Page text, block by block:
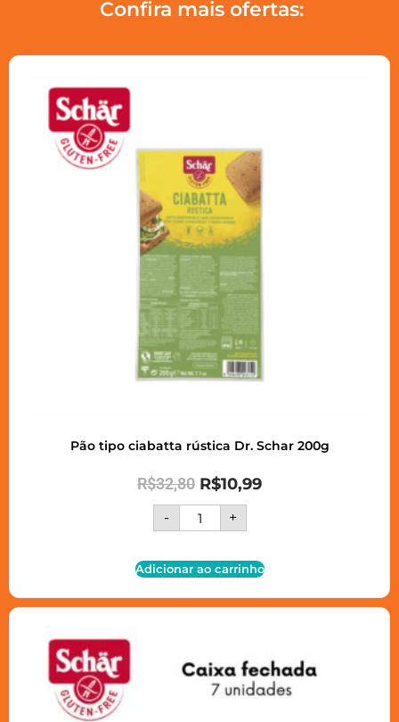
Confira mais ofertas:
Pão tipo ciabatta rústica Dr. Schar 200g
R$32,80 R$10,99
- +
Adicionar ao carrinho